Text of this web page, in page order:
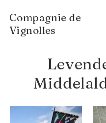
Compagnie de
Vignolles